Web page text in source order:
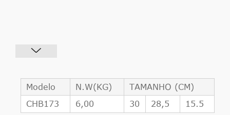
Modelo N.W(KG)
TAMANHO (CM)
CHB173
6,00 30 28,5 15.5